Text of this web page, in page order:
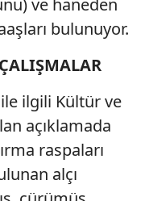
Kanunu uyarınca
çerezlerle ilgili bilgi
bulunuyor.
ilgili Kültür ve
açıklamada
raspaları
alçı